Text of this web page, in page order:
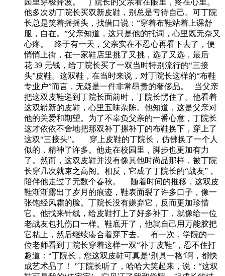
他多次劝丁院长买双新皮鞋，别总是亏待自己。可丁院
长总是笑着摇摇头，找借口说：“穿着布鞋站着上课舒
服，自在。”父亲知道，这只是他的托词，心里既无奈又
心疼。 终于有一天，父亲实在不忍心再看下去了，便
悄悄上街，在一家鞋店里挑了又挑，选了又选，最后
花 39 元钱，给丁院长买了一双当时特别流行的“三接
头”皮鞋。这双鞋，在当时来说，对丁院长这样的“布鞋
专业户”而言，无疑是一件非常昂贵的奢侈品。 当父亲
把这双皮鞋递到丁院长面前时，丁院长愣住了。他看着
这双崭新的皮鞋，心里五味杂陈。他知道，这是父亲对
他的关爱和期望。为了不辜负父亲的一番心意，丁院长
这才依依不舍地把那双补丁摞补丁的布鞋换下，穿上了
这双“三接头”。 穿上皮鞋的丁院长，仿佛换了一个人
似的，精神了许多。他走在校园里，脚步也更加有力
了。然而，这双皮鞋并没有像其他时尚品那样，被丁院
长穿几次就束之高阁。相反，它成了丁院长的“战友”，
陪伴他走过了无数个春秋。 随着时间的推移，这双皮
鞋渐渐露出了岁月的痕迹，鞋表面裂了许多口子，像一
张饱经风霜的脸。丁院长没有嫌弃它，反而更加珍惜
它。他找来针线，给皮鞋打上了好多补丁，就像给一位
老战友包扎伤口一样。鞋底开了，他就自己用万能胶把
它粘上，然后继续凑合着穿下去。 有一次，学院的一
位老师看到丁院长穿着这样一双“补丁皮鞋”，忍不住打
趣道：“丁院长，您这双皮鞋可真是‘别具一格’啊，都快
成艺术品了！ ”丁院长听了，哈哈大笑起来，说：“这双